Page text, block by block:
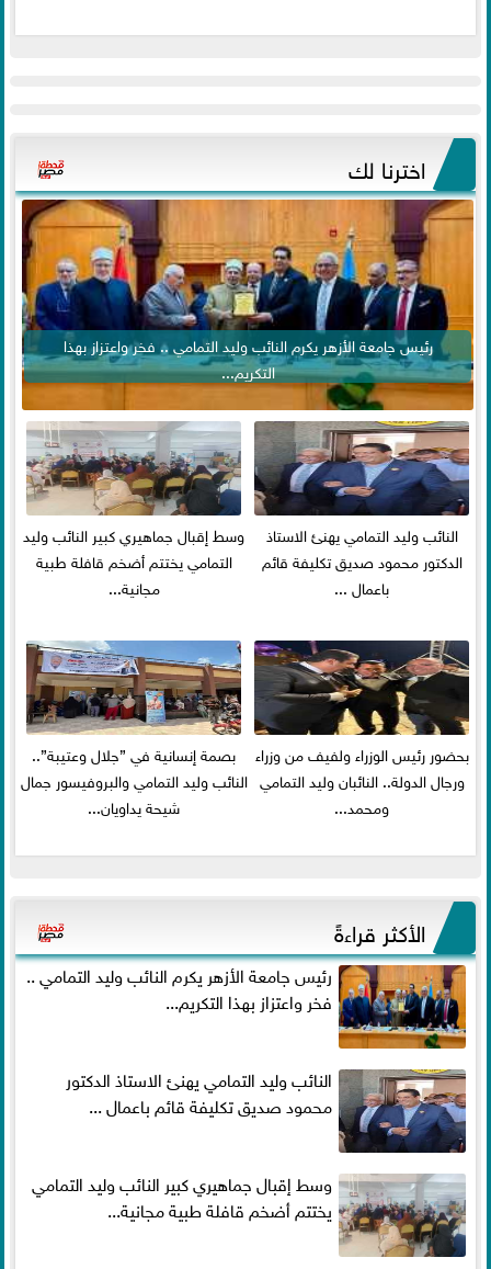
اخترنا لك
رئيس جامعة الأزهر يكرم النائب وليد التمامي .. فخر واعتزاز بهذا
التكريم...
النائب وليد التمامي يهنئ الاستاذ
الدكتور محمود صديق تكليفة قائم
باعمال ...
وسط إقبال جماهيري كبير النائب وليد
التمامي يختتم أضخم قافلة طبية
مجانية...
بحضور رئيس الوزراء ولفيف من وزراء
ورجال الدولة.. النائبان وليد التمامي
ومحمد...
بصمة إنسانية في ”جلال وعتيبة”..
النائب وليد التمامي والبروفيسور جمال
شيحة يداويان...
الأكثر قراءةً
رئيس جامعة الأزهر يكرم النائب وليد التمامي ..
فخر واعتزاز بهذا التكريم...
النائب وليد التمامي يهنئ الاستاذ الدكتور
محمود صديق تكليفة قائم باعمال ...
وسط إقبال جماهيري كبير النائب وليد التمامي
يختتم أضخم قافلة طبية مجانية...